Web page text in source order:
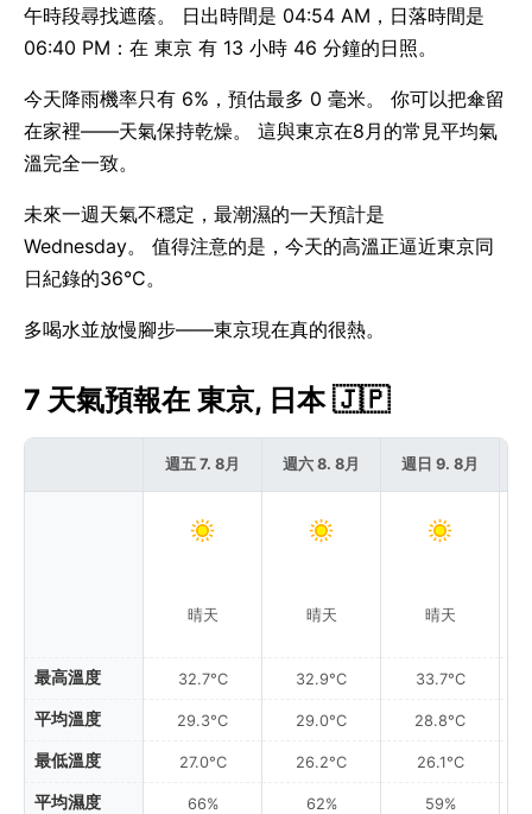
午時段尋找遮蔭。 日出時間是 04:54 AM，日落時間是
06:40 PM：在 東京 有 13 小時 46 分鐘的日照。
今天降雨機率只有 6%，預估最多 0 毫米。 你可以把傘留
在家裡——天氣保持乾燥。 這與東京在8月的常見平均氣
溫完全一致。
未來一週天氣不穩定，最潮濕的一天預計是
Wednesday。 值得注意的是，今天的高溫正逼近東京同
日紀錄的36°C。
多喝水並放慢腳步——東京現在真的很熱。
7 天氣預報在 東京, 日本 🇯🇵
最高溫度
平均溫度
最低溫度
平均濕度
週五 7. 8月
晴天
32.7°C
29.3°C
27.0°C
66%
週六 8. 8月
晴天
32.9°C
29.0°C
26.2°C
62%
週日 9. 8月
晴天
33.7°C
28.8°C
26.1°C
59%